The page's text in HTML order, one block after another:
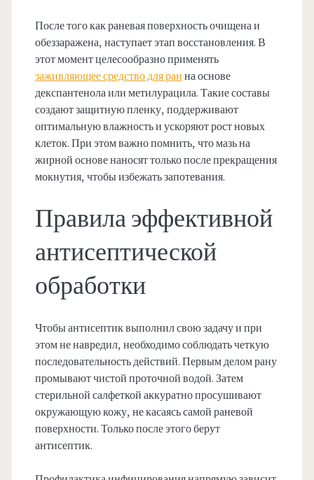
После того как раневая поверхность очищена и
обеззаражена, наступает этап восстановления. В
этот момент целесообразно применять
заживляющее средство для ран на основе
декспантенола или метилурацила. Такие составы
создают защитную пленку, поддерживают
оптимальную влажность и ускоряют рост новых
клеток. При этом важно помнить, что мазь на
жирной основе наносят только после прекращения
мокнутия, чтобы избежать запотевания.
Правила эффективной
антисептической
обработки
Чтобы антисептик выполнил свою задачу и при
этом не навредил, необходимо соблюдать четкую
последовательность действий. Первым делом рану
промывают чистой проточной водой. Затем
стерильной салфеткой аккуратно просушивают
окружающую кожу, не касаясь самой раневой
поверхности. Только после этого берут
антисептик.